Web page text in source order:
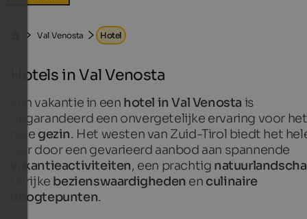
Val Venosta Hotel
Hotels in Val Venosta
Een vakantie in een hotel in Val Venosta is
gegarandeerd een onvergetelijke ervaring voor het
hele gezin. Het westen van Zuid-Tirol biedt het
jaar door een gevarieerd aanbod aan spannende
vakantieactiviteiten, een prachtig
talrijke bezienswaardigheden en culinaire
hoogtepunten.